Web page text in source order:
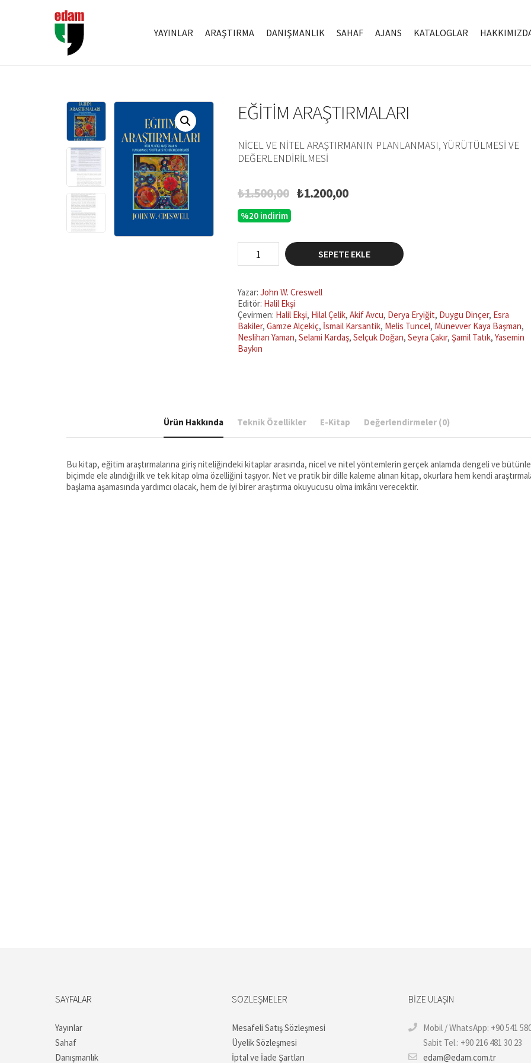
YAYINLAR ARAŞTIRMA DANIŞMANLIK SAHAF AJANS KATALOGLAR
EĞITIM ARAŞTIRMALARI
NICEL VE NITEL ARAŞTIRMANIN PLANLANMASI, YÜRÜTÜLMESI VE
DEĞERLENDIRILMESI
₺1.500,00 Orijinal
₺1.500,00.
₺1.200,00Şu
%20 indirim
Araştırmaları
adet
SEPETE EKLE
Yazar: John W. Creswell
Editör: Halil Ekşi
Çevirmen: Halil Ekşi, Hilal Çelik, Akif Avcu, Derya Eryiğit, Duygu Dinçer, Esra
Bakiler, Gamze Alçekiç, İsmail Karsantik, Melis Tuncel, Münevver Kaya Başman,
Neslihan Yaman, Selami Kardaş, Selçuk Doğan, Seyra Çakır, Şamil Tatık, Yasemin
Baykın
Ürün Hakkında Teknik Özellikler E-Kitap Değerlendirmeler (0)
Bu kitap, eğitim araştırmalarına giriş niteliğindeki kitaplar arasında, nicel ve nitel yöntemlerin gerçek anlamda dengeli ve
biçimde ele alındığı ilk ve tek kitap olma özelliğini taşıyor. Net ve pratik bir dille kaleme alınan kitap, okurlara hem kendi
başlama aşamasında yardımcı olacak, hem de iyi birer araştırma okuyucusu olma imkânı verecektir.
SAYFALAR
Yayınlar
Sahaf
Danışmanlık
SÖZLEŞMELER
Mesafeli Satış Sözleşmesi
Üyelik Sözleşmesi
İptal ve İade Şartları
BIZE ULAŞIN
Mobil / WhatsApp: +90 541
Sabit Tel.: +90 216 481 30 23
edam@edam.com.tr